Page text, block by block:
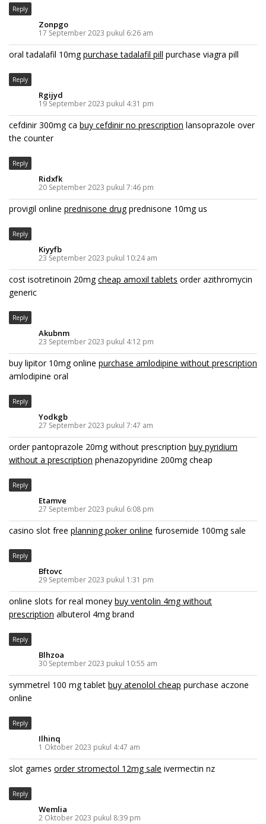
Reply
Zonpgo
17 September 2023 pukul 6:26 am
oral tadalafil 10mgpurchase tadalafil pill purchase viagra pill
Reply
Rgijyd
19 September 2023 pukul 4:31 pm
cefdinir 300mg ca buy cefdinir no prescription lansoprazole over
the counter
Reply
Ridxfk
20 September 2023 pukul 7:46 pm
provigil online prednisone drugprednisone 10mg us
Reply
Kiyyfb
23 September 2023 pukul 10:24 am
cost isotretinoin 20mgcheap amoxil tablets order azithromycin
generic
Reply
Akubnm
23 September 2023 pukul 4:12 pm
buy lipitor 10mg online purchase amlodipine without prescription
amlodipine oral
Reply
Yodkgb
27 September 2023 pukul 7:47 am
order pantoprazole 20mg without prescription buy pyridium
without a prescription phenazopyridine 200mg cheap
Reply
Etamve
27 September 2023 pukul 6:08 pm
casino slot free planning poker online furosemide 100mg sale
Reply
Bftovc
29 September 2023 pukul 1:31 pm
online slots for real money buy ventolin 4mg without
prescription albuterol 4mg brand
Reply
Blhzoa
30 September 2023 pukul 10:55 am
symmetrel 100 mg tablet buy atenolol cheap purchase aczone
online
Reply
Ilhinq
1 Oktober 2023 pukul 4:47 am
slot games order stromectol 12mg sale ivermectin nz
Reply
Wemlia
2 Oktober 2023 pukul 8:39 pm